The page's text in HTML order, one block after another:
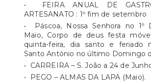
• FEIRA ANUAL DE
ARTESANATO : 1º fim de setembro
• Páscoa, Nossa Senhora no 1º
Maio, Corpo de deus festa
quinta-feira, dia santo e feriado
Santo António no último Domingo
• CARREIRA – S. João a 24 de
• PEGO – ALMAS DA LAPA (Maio).